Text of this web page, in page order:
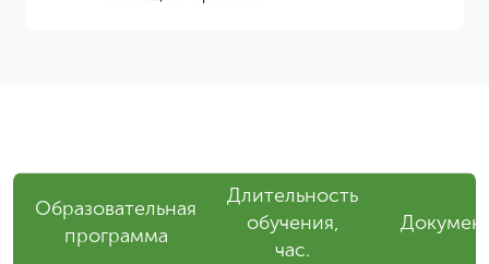
Образовательная
программа
Длительность
обучения,
час.